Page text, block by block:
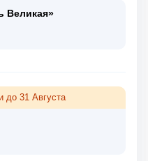
Великая»
до 31 Августа